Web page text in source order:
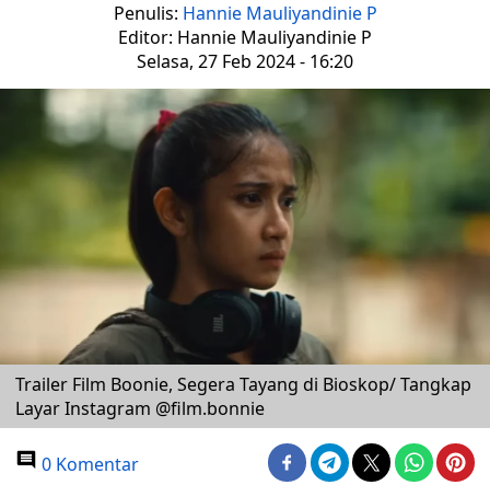
Penulis: Hannie Mauliyandinie P
Editor: Hannie Mauliyandinie P
Selasa, 27 Feb 2024 - 16:20
Trailer Film Boonie, Segera Tayang di Bioskop/ Tangkap
Layar Instagram @film.bonnie
0 Komentar